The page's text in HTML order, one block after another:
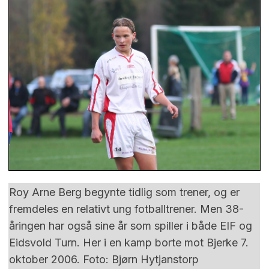
Roy Arne Berg begynte tidlig som trener, og er
fremdeles en relativt ung fotballtrener. Men 38-
åringen har også sine år som spiller i både EIF og
Eidsvold Turn. Her i en kamp borte mot Bjerke 7.
oktober 2006. Foto: Bjørn Hytjanstorp